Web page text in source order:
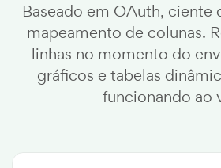
Baseado em OAuth, ciente
mapeamento de colunas.
linhas no momento do
gráficos e tabelas
funcionando ao